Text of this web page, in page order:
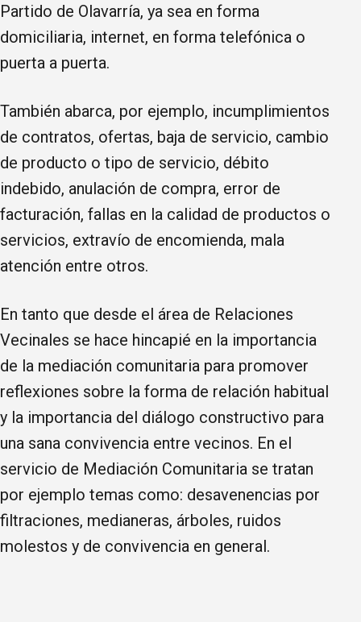
Partido de Olavarría, ya sea en forma
domiciliaria, internet, en forma telefónica o
puerta a puerta.
También abarca, por ejemplo, incumplimientos
de contratos, ofertas, baja de servicio, cambio
de producto o tipo de servicio, débito
indebido, anulación de compra, error de
facturación, fallas en la calidad de productos o
servicios, extravío de encomienda, mala
atención entre otros.
En tanto que desde el área de Relaciones
Vecinales se hace hincapié en la importancia
de la mediación comunitaria para promover
reflexiones sobre la forma de relación habitual
y la importancia del diálogo constructivo para
una sana convivencia entre vecinos. En el
servicio de Mediación Comunitaria se tratan
por ejemplo temas como: desavenencias por
filtraciones, medianeras, árboles, ruidos
molestos y de convivencia en general.